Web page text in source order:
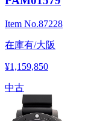
Item No.87228
在庫有/大阪
¥1,159,850
中古